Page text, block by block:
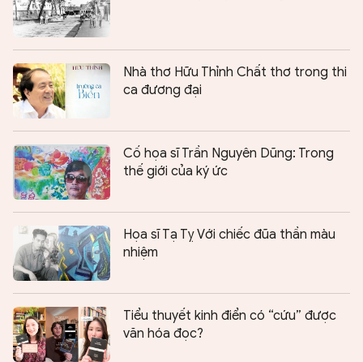
Nhà thơ Hữu Thỉnh Chất thơ trong thi
ca đương đại
Cố họa sĩ Trần Nguyên Dũng: Trong
thế giới của ký ức
Họa sĩ Tạ Tỵ Với chiếc đũa thần màu
nhiệm
Tiểu thuyết kinh điển có “cứu” được
văn hóa đọc?